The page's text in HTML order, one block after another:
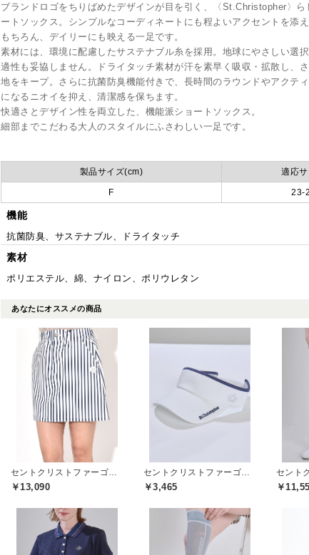
ブランドロゴをちりばめたデザインが目を引く、〈St.Christopher〉ら
ートソックス。シンプルなコーディネートにも程よいアクセントを添
もちろん、デイリーにも映える一足です。
素材には、環境に配慮したサステナブル糸を採用。地球にやさしい選
適性も妥協しません。ドライタッチ素材が汗を素早く吸収・拡散し、
地をキープ。さらに抗菌防臭機能付きで、長時間のラウンドやアクテ
になるニオイを抑え、清潔感を保ちます。
快適さとデザイン性を両立した、機能派ショートソックス。
細部までこだわる大人のスタイルにふさわしい一足です。
製品サイズ(cm) 適応
F 23-
機能
抗菌防臭、サステナブル、ドライタッチ
素材
ポリエステル、綿、ナイロン、ポリウレタン
あなたにオススメの商品
￥13,090 ￥3,465 ￥